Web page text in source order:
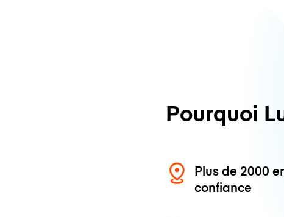
Pourquoi
Plus de 2000
confiance